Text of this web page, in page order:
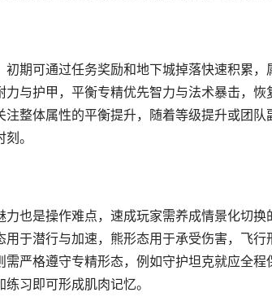
初期可通过任务奖励和地下城掉落快速积累
与护甲，平衡专精优先智力与法术暴击，
整体属性的平衡提升，随着等级提升或团
。
力也是操作难点，速成玩家需养成情景化切
于潜行与加速，熊形态用于承受伤害，飞
需严格遵守专精形态，例如守护坦克就应全
习即可形成肌肉记忆。